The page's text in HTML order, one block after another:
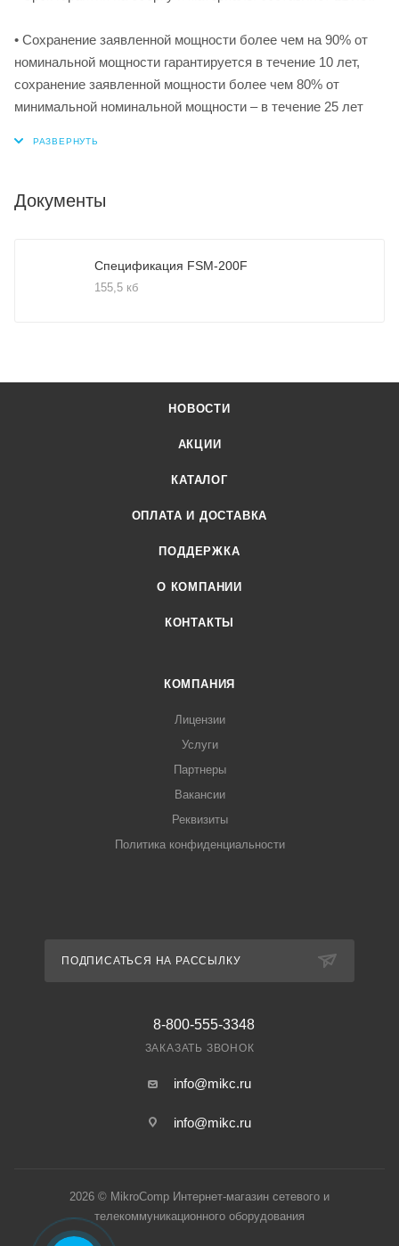
• Сохранение заявленной мощности более чем на 90% от
номинальной мощности гарантируется в течение 10 лет,
сохранение заявленной мощности более чем 80% от
минимальной номинальной мощности – в течение 25 лет
Документы
Спецификация FSM-200F
155,5 кб
НОВОСТИ
АКЦИИ
КАТАЛОГ
ОПЛАТА И ДОСТАВКА
ПОДДЕРЖКА
О КОМПАНИИ
КОНТАКТЫ
КОМПАНИЯ
Лицензии
Услуги
Партнеры
Вакансии
Реквизиты
Политика конфиденциальности
ПОДПИСАТЬСЯ НА РАССЫЛКУ
8-800-555-3348
ЗАКАЗАТЬ ЗВОНОК
info@mikc.ru
info@mikc.ru
2026 © MikroComp Интернет-магазин сетевого и
телекоммуникационного оборудования